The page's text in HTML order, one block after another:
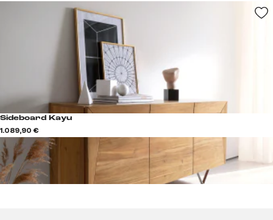
Sideboard Kayu
1.089,90 €